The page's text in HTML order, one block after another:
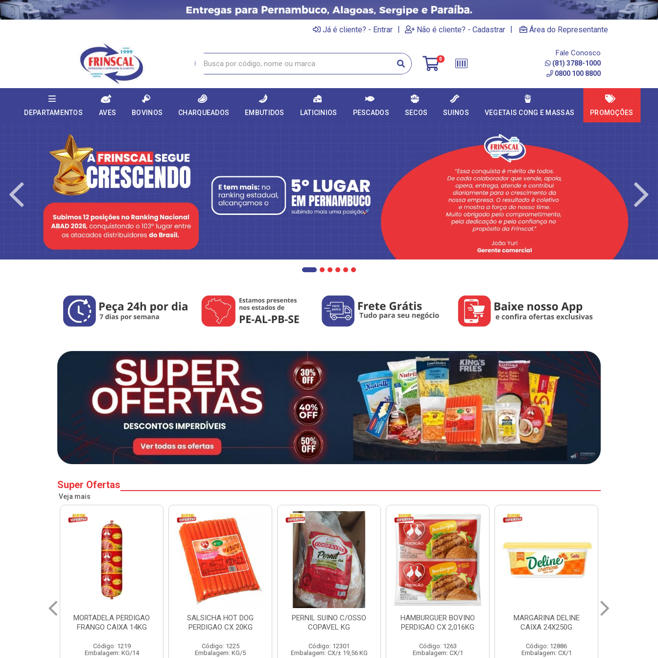
Já é cliente? - Entrar | Não é cliente? - Cadastrar | Área do Representante
0
Fale Conosco
(81) 3788-1000
0800 100 8800
DEPARTAMENTOS AVES BOVINOS CHARQUEADOS EMBUTIDOS LATICINIOS PESCADOS SECOS SUINOS VEGETAIS CONG E MASSAS PROMOÇÕES
Super Ofertas
Veja mais
SALSICHA HOT DOG
PERDIGAO CX 20KG
Código: 1225
Embalagem: KG/5
PERNIL SUINO C/OSSO
COPAVEL KG
Código: 12301
Embalagem: CX/± 19,56 KG
HAMBURGUER BOVINO
PERDIGAO CX 2,016KG
Código: 1263
Embalagem: CX/1
MARGARINA DELINE
CAIXA 24X250G
Código: 12886
Embalagem: CX/1
MARGARINA DELINE
CAIXA 12X500G
Código: 12887
Embalagem: CX/1